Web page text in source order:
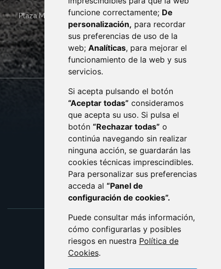
funcione correctamente; De
personalización, para recordar
sus preferencias de uso de la
web; Analíticas, para mejorar el
funcionamiento de la web y sus
servicios.
Si acepta pulsando el botón
“Aceptar todas” consideramos
que acepta su uso. Si pulsa el
botón “Rechazar todas” o
continúa navegando sin realizar
ninguna acción, se guardarán las
cookies técnicas imprescindibles.
Para personalizar sus preferencias
acceda al “Panel de
configuración de cookies”.
Puede consultar más información,
cómo configurarlas y posibles
riesgos en nuestra Política de
Cookies.
Plaza Mayor 4 22400 MONZÓN - ARAGÓN (ESPAÑA)
· (34) 974 400 700 ·
sac@monzon.es
monzon.es
CONTACTO
AVISO LEGAL
PROTECCIÓN DE DATOS
POLÍTICA DE COOKIES
ACCESIBILIDAD
ENLACE EXTERNO AL